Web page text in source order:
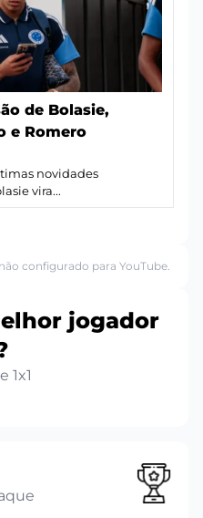
de Bolasie,
e Romero
novidades
vira...
configurado para YouTube.
jogador
1x1